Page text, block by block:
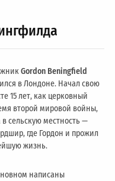
Gordon Beningfield
в Лондоне. Начал свою
15 лет, как церковный
второй мировой войны,
сельскую местность —
где Гордон и прожил
жизнь.
написаны